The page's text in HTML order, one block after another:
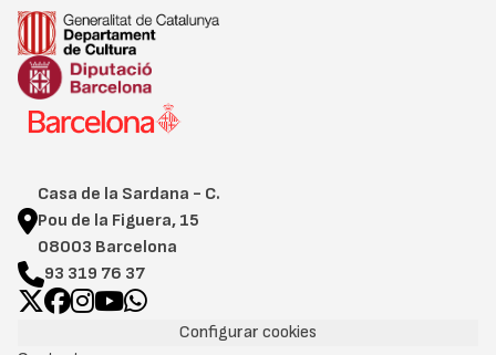
Casa de la Sardana - C.
Pou de la Figuera, 15
08003 Barcelona
93 319 76 37
Configurar cookies